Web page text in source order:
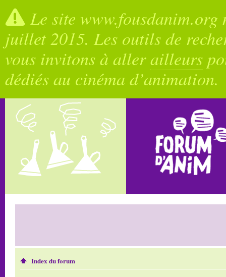
Le site
juillet 2015. Les outils de
vous invitons à allerailleurs
dédiés au cinéma d’animation.
Index du forum